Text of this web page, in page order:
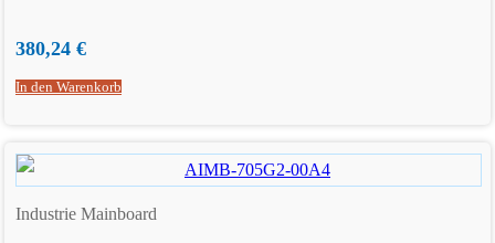
380,24 €
In den Warenkorb
Industrie Mainboard